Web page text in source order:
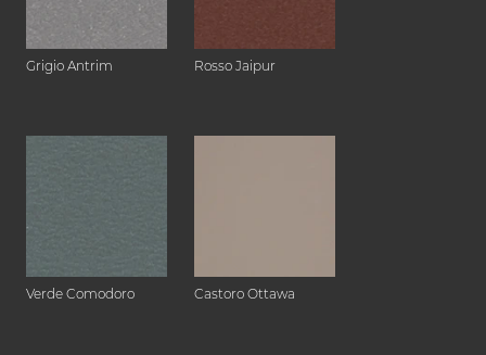
Grigio Antrim Rosso Jaipur
Verde Comodoro Castoro Ottawa